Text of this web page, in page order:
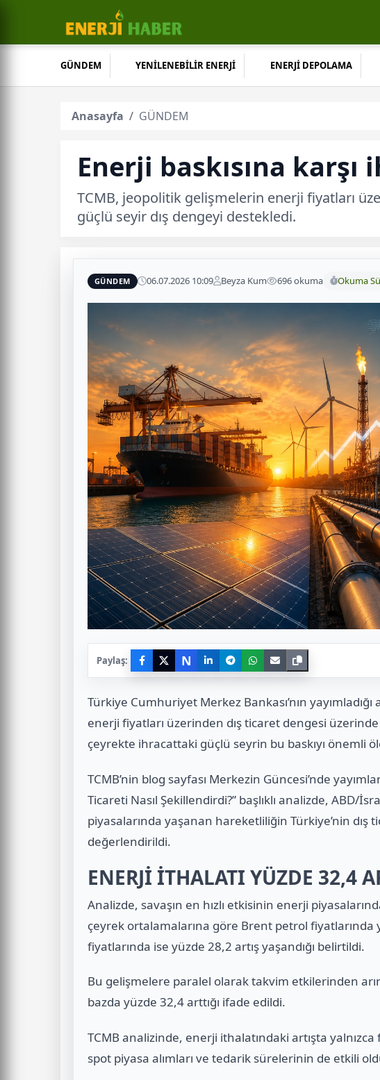
GÜNDEM YENİLENEBİLİR ENERJİ ENERJİ DEPOLAMA
Anasayfa GÜNDEM
Enerji baskısına karşı
TCMB, jeopolitik gelişmelerin enerji fiyatları
güçlü seyir dış dengeyi destekledi.
GÜNDEM 06.07.2026 10:09 Beyza Kum 696 okuma Okuma
Paylaş: N
Türkiye Cumhuriyet Merkez Bankası’nın
enerji fiyatları üzerinden dış ticaret dengesi
çeyrekte ihracattaki güçlü seyrin bu baskıyı önemli
TCMB’nin blog sayfası Merkezin Güncesi’nde
Ticareti Nasıl Şekillendirdi?” başlıklı analizde, ABD/
piyasalarında yaşanan hareketliliğin Türkiye’nin
değerlendirildi.
ENERJİ İTHALATI YÜZDE 32,4
Analizde, savaşın en hızlı etkisinin enerji
çeyrek ortalamalarına göre Brent petrol fiyatlarında
fiyatlarında ise yüzde 28,2 artış yaşandığı belirtildi.
Bu gelişmelere paralel olarak takvim etkilerinden
bazda yüzde 32,4 arttığı ifade edildi.
TCMB analizinde, enerji ithalatındaki artışta
spot piyasa alımları ve tedarik sürelerinin de etkili